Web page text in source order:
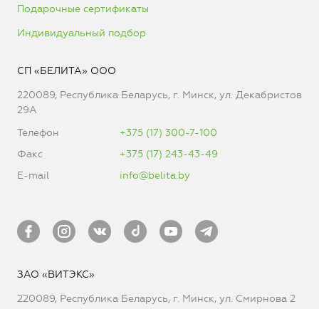
Подарочные сертификаты
Индивидуальный подбор
СП «БЕЛИТА» ООО
220089, Республика Беларусь, г. Минск, ул. Декабристов
29А
Телефон
+375 (17) 300-7-100
Факс
+375 (17) 243-43-49
E-mail
info@belita.by
ЗАО «ВИТЭКС»
220089, Республика Беларусь, г. Минск, ул. Смирнова 2